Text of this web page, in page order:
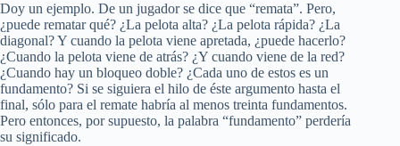
Doy un ejemplo. De un jugador se dice que “remata”. Pero,
¿puede rematar qué? ¿La pelota alta? ¿La pelota rápida? ¿La
diagonal? Y cuando la pelota viene apretada, ¿puede hacerlo?
¿Cuando la pelota viene de atrás? ¿Y cuando viene de la red?
¿Cuando hay un bloqueo doble? ¿Cada uno de estos es un
fundamento? Si se siguiera el hilo de éste argumento hasta el
final, sólo para el remate habría al menos treinta fundamentos.
Pero entonces, por supuesto, la palabra “fundamento” perdería
su significado.